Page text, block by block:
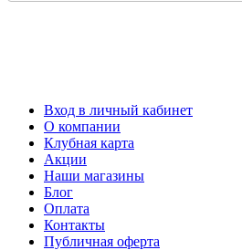
Вход в личный кабинет
О компании
Клубная карта
Акции
Наши магазины
Блог
Оплата
Контакты
Публичная оферта